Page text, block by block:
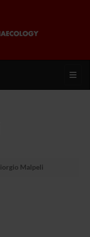
Malpeli